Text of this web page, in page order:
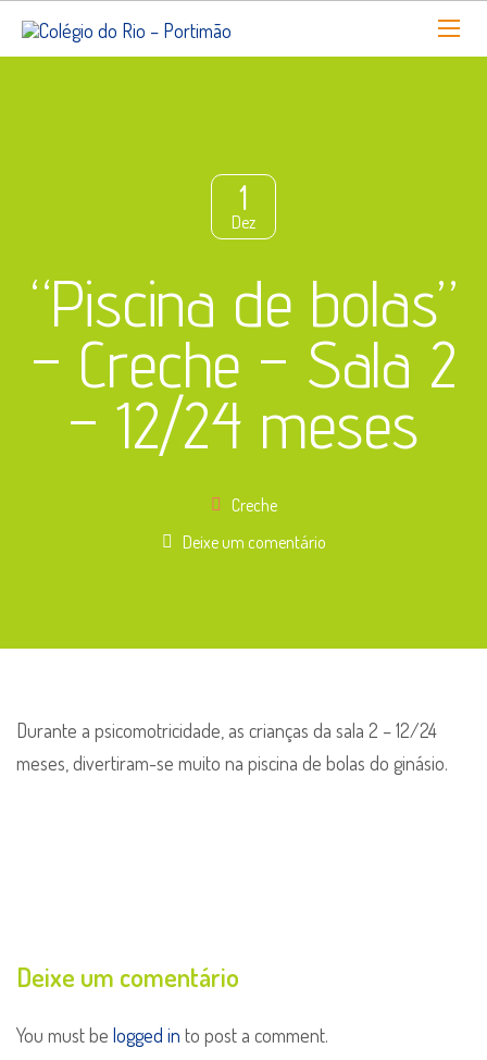
1
Dez
“Piscina de bolas”
– Creche – Sala 2
– 12/24 meses
Creche
Deixe um comentário
Durante a psicomotricidade, as crianças da sala 2 – 12/24
meses, divertiram-se muito na piscina de bolas do ginásio.
Deixe um comentário
You must be logged in to post a comment.